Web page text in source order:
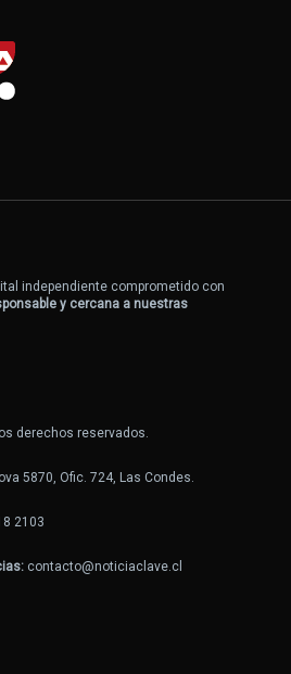
independiente comprometido con
y cercana a nuestras
derechos reservados.
5870, Ofic. 724, Las Condes.
2103
contacto@noticiaclave.cl